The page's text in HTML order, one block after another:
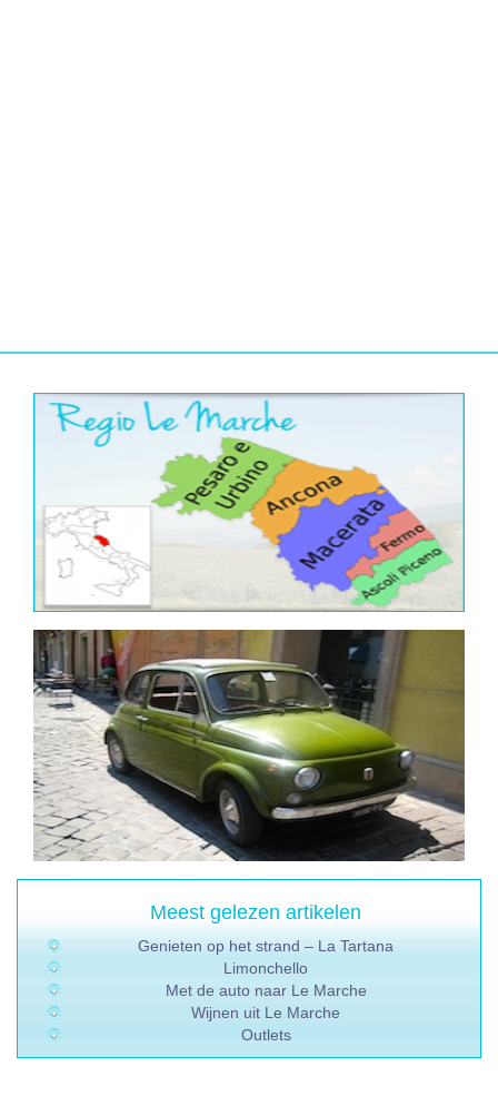
Meest gelezen artikelen
Genieten op het strand – La Tartana
Limonchello
Met de auto naar Le Marche
Wijnen uit Le Marche
Outlets